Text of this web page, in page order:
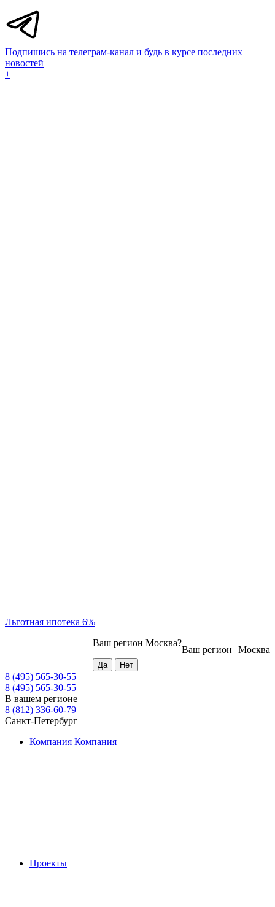
Подпишись на телеграм-канал и будь в курсе последних
новостей
+
Льготная ипотека 6%
Москва
Ваш регион
Ваш регион Москва?
8 (495) 565-30-55
8 (495) 565-30-55
В вашем регионе
8 (812) 336-60-79
Санкт-Петербург
Компания Компания
Проекты